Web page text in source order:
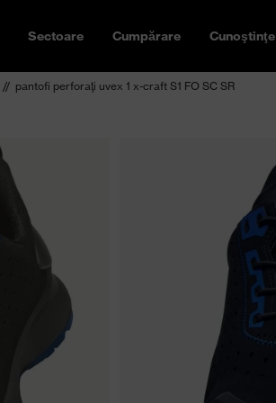
Sectoare Cumpărare Cunoştinţe
pantofi perforaţi uvex 1 x-craft S1 FO SC SR